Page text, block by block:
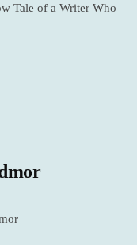
Tale of a Writer Who